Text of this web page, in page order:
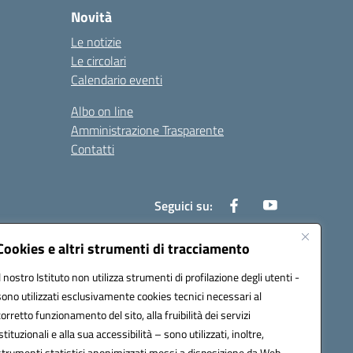
e altri strumenti di tracciamento
nostro Istituto non utilizza strumenti di profilazione degli utenti -
utilizzati esclusivamente cookies tecnici necessari al
funzionamento del sito, alla fruibilità dei servizi
e alla sua accessibilità – sono utilizzati, inoltre,
Novità
Le notizie
Le circolari
Calendario eventi
Albo on line
Amministrazione Trasparente
Contatti
Seguici su: